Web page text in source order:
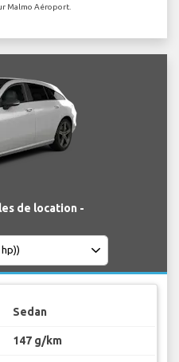
Malmo Aéroport.
de location -
Sedan
147 g/km